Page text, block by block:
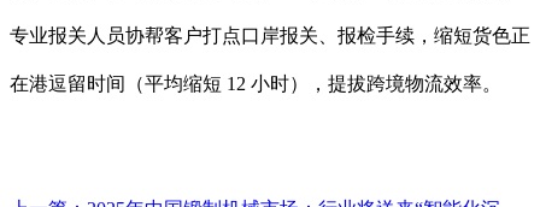
专业报关人员协帮客户打点口岸报关、报检手续，缩短货色正
在港逗留时间（平均缩短 12 小时），提拔跨境物流效率。